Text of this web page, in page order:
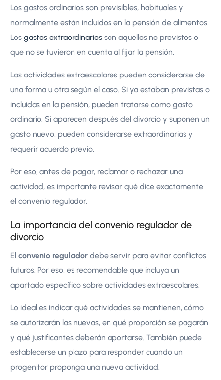
Los gastos ordinarios son previsibles, habituales y
normalmente están incluidos en la pensión de alimentos.
Losgastos extraordinarios son aquellos no previstos o
que no se tuvieron en cuenta al fijar la pensión.
Las actividades extraescolares pueden considerarse de
una forma u otra según el caso. Si ya estaban previstas o
incluidas en la pensión, pueden tratarse como gasto
ordinario. Si aparecen después del divorcio y suponen un
gasto nuevo, pueden considerarse extraordinarias y
requerir acuerdo previo.
Por eso, antes de pagar, reclamar o rechazar una
actividad, es importante revisar qué dice exactamente
el convenio regulador.
La importancia del convenio regulador de
divorcio
Elconvenio regulador debe servir para evitar conflictos
futuros. Por eso, es recomendable que incluya un
apartado específico sobre actividades extraescolares.
Lo ideal es indicar qué actividades se mantienen, cómo
se autorizarán las nuevas, en qué proporción se pagarán
y qué justificantes deberán aportarse. También puede
establecerse un plazo para responder cuando un
progenitor proponga una nueva actividad.